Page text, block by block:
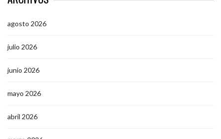
agosto 2026
julio 2026
junio 2026
mayo 2026
abril 2026